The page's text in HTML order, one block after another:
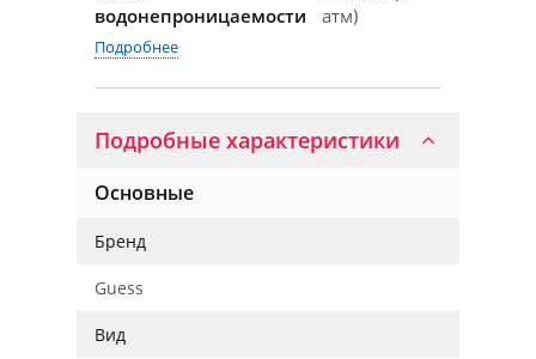
водонепроницаемости
атм)
Подробнее
Подробные характеристики
Основные
Бренд
Guess
Вид